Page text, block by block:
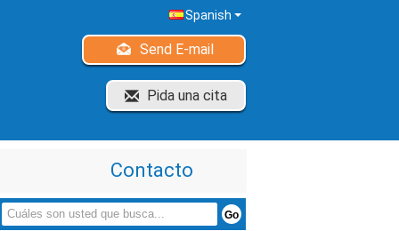
Spanish
Send E-mail
Pida una cita
Contacto